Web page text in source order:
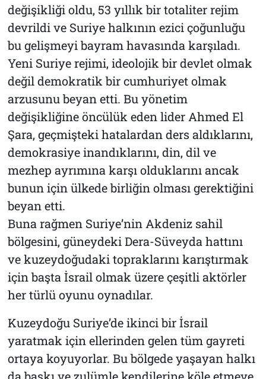
değişikliği oldu, 53 yıllık bir totaliter rejim
devrildi ve Suriye halkının ezici çoğunluğu
bu gelişmeyi bayram havasında karşıladı.
Yeni Suriye rejimi, ideolojik bir devlet olmak
değil demokratik bir cumhuriyet olmak
arzusunu beyan etti. Bu yönetim
değişikliğine öncülük eden lider Ahmed El
Şara, geçmişteki hatalardan ders aldıklarını,
demokrasiye inandıklarını, din, dil ve
mezhep ayrımına karşı olduklarını ancak
bunun için ülkede birliğin olması gerektiğini
beyan etti.
Buna rağmen Suriye’nin Akdeniz sahil
bölgesini, güneydeki Dera-Süveyda hattını
ve kuzeydoğudaki topraklarını karıştırmak
için başta İsrail olmak üzere çeşitli aktörler
her türlü oyunu oynadılar.
Kuzeydoğu Suriye’de ikinci bir İsrail
yaratmak için ellerinden gelen tüm gayreti
ortaya koyuyorlar. Bu bölgede yaşayan halkı